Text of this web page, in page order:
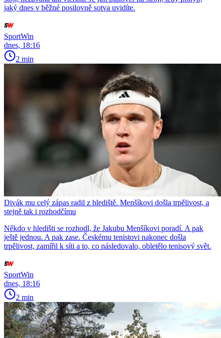
jaký dnes v běžné posilovně sotva uvidíte.
SportWin
dnes, 18:16
2 min
Divák mu celý zápas radil z hlediště. Menšíkovi došla trpělivost, a
stejně tak i rozhodčímu
Někdo v hledišti se rozhodl, že Jakubu Menšíkovi poradí. A pak
ještě jednou. A pak zase. Českému tenistovi nakonec došla
trpělivost, zamířil k síti a to, co následovalo, obletělo tenisový svět.
SportWin
dnes, 18:16
2 min